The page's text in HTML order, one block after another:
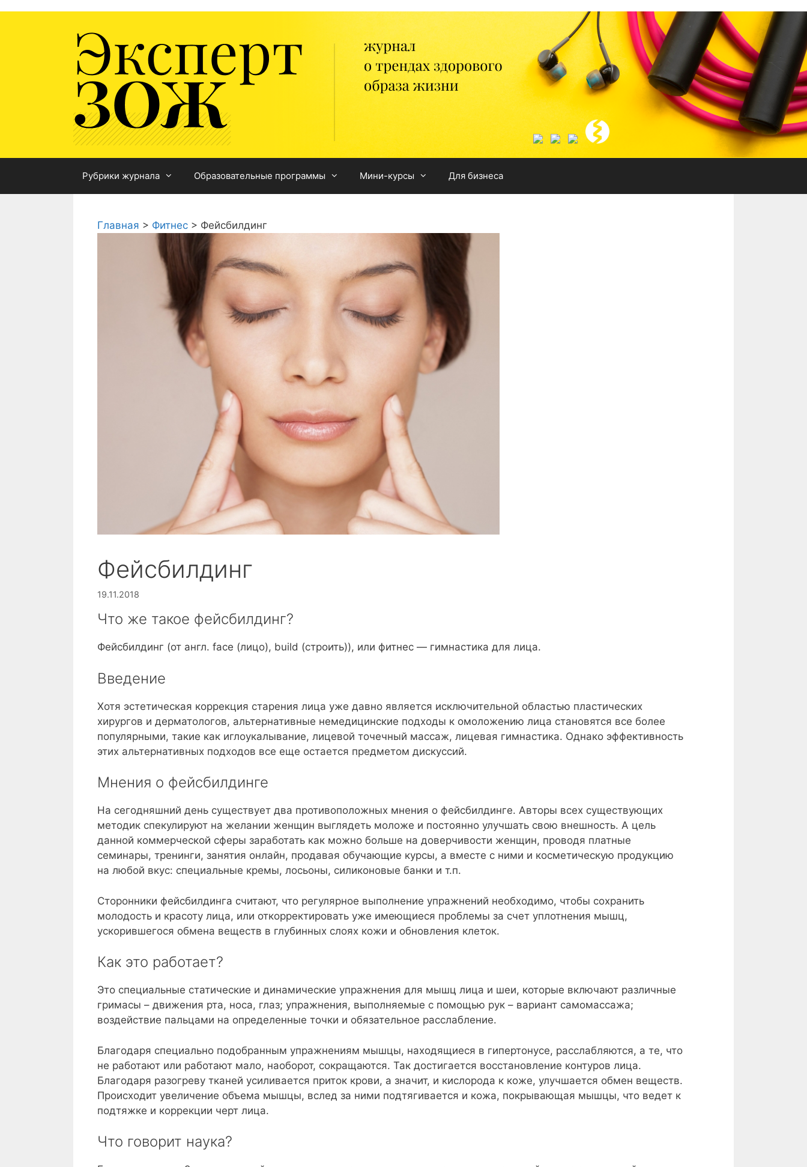
Рубрики журнала Образовательные программы Мини-курсы Для бизнеса
Главная > Фитнес > Фейсбилдинг
Фейсбилдинг
19.11.2018
Что же такое фейсбилдинг?
Фейсбилдинг (от англ. face (лицо), build (строить)), или фитнес — гимнастика для лица.
Введение
Хотя эстетическая коррекция старения лица уже давно является исключительной областью пластических
хирургов и дерматологов, альтернативные немедицинские подходы к омоложению лица становятся все более
популярными, такие как иглоукалывание, лицевой точечный массаж, лицевая гимнастика. Однако эффективность
этих альтернативных подходов все еще остается предметом дискуссий.
Мнения о фейсбилдинге
На сегодняшний день существует два противоположных мнения о фейсбилдинге. Авторы всех существующих
методик спекулируют на желании женщин выглядеть моложе и постоянно улучшать свою внешность. А цель
данной коммерческой сферы заработать как можно больше на доверчивости женщин, проводя платные
семинары, тренинги, занятия онлайн, продавая обучающие курсы, а вместе с ними и косметическую продукцию
на любой вкус: специальные кремы, лосьоны, силиконовые банки и т.п.
Сторонники фейсбилдинга считают, что регулярное выполнение упражнений необходимо, чтобы сохранить
молодость и красоту лица, или откорректировать уже имеющиеся проблемы за счет уплотнения мышц,
ускорившегося обмена веществ в глубинных слоях кожи и обновления клеток.
Как это работает?
Это специальные статические и динамические упражнения для мышц лица и шеи, которые включают различные
гримасы – движения рта, носа, глаз; упражнения, выполняемые с помощью рук – вариант самомассажа;
воздействие пальцами на определенные точки и обязательное расслабление.
Благодаря специально подобранным упражнениям мышцы, находящиеся в гипертонусе, расслабляются, а те, что
не работают или работают мало, наоборот, сокращаются. Так достигается восстановление контуров лица.
Благодаря разогреву тканей усиливается приток крови, а значит, и кислорода к коже, улучшается обмен веществ.
Происходит увеличение объема мышцы, вслед за ними подтягивается и кожа, покрывающая мышцы, что ведет к
подтяжке и коррекции черт лица.
Что говорит наука?